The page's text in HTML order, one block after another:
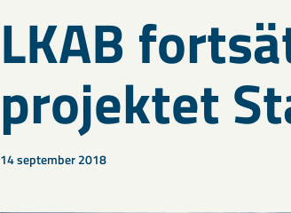
LKAB
projektet
14 september 2018